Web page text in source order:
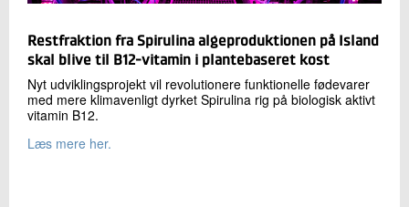
Restfraktion fra Spirulina algeproduktionen på Island
skal blive til B12-vitamin i plantebaseret kost
Nyt udviklingsprojekt vil revolutionere funktionelle fødevarer
med mere klimavenligt dyrket Spirulina rig på biologisk aktivt
vitamin B12.
Læs mere her.